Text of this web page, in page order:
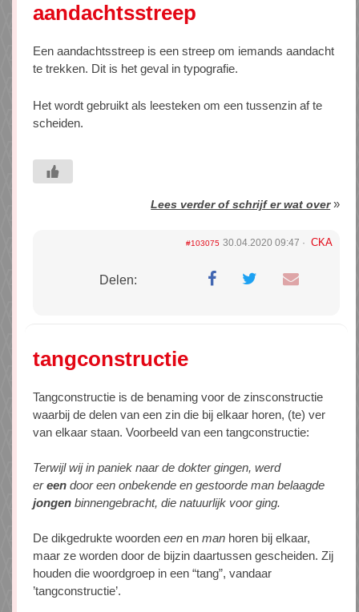
aandachtsstreep
Een aandachtsstreep is een streep om iemands aandacht
te trekken. Dit is het geval in typografie.
Het wordt gebruikt als leesteken om een tussenzin af te
scheiden.
Lees verder of schrijf er wat over»
#103075 30.04.2020 09:47 CKA
Delen:
tangconstructie
Tangconstructie is de benaming voor de zinsconstructie
waarbij de delen van een zin die bij elkaar horen, (te) ver
van elkaar staan. Voorbeeld van een tangconstructie:
Terwijl wij in paniek naar de dokter gingen, werd
ereen door een onbekende en gestoorde man belaagde
jongen binnengebracht, die natuurlijk voor ging.
De dikgedrukte woorden een en man horen bij elkaar,
maar ze worden door de bijzin daartussen gescheiden. Zij
houden die woordgroep in een “tang”, vandaar
’tangconstructie’.